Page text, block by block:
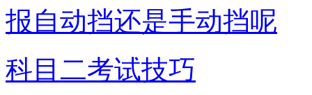
报自动挡还是手动挡呢
科目二考试技巧